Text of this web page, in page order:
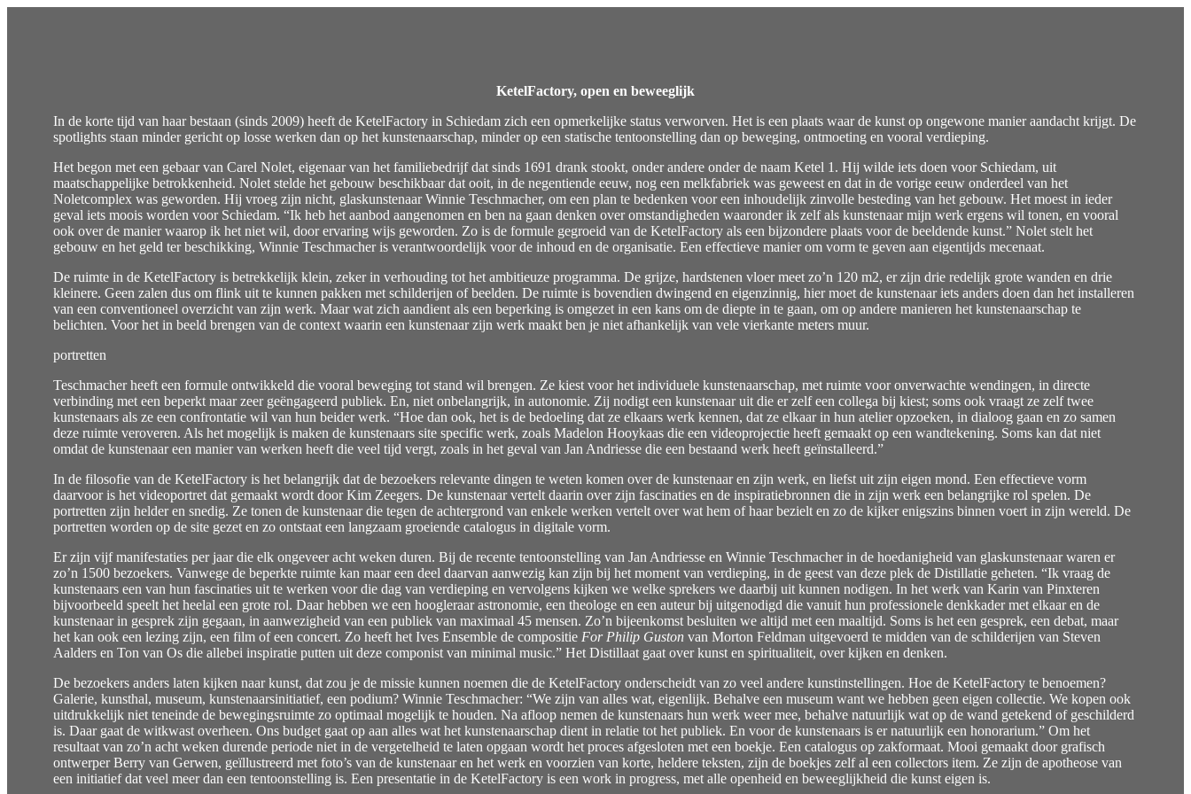
KetelFactory, open en beweeglijk
In de korte tijd van haar bestaan (sinds 2009) heeft de KetelFactory in Schiedam zich een opmerkelijke status verworven. Het is een plaats waar de kunst op ongewone manier aandacht krijgt. De
spotlights staan minder gericht op losse werken dan op het kunstenaarschap, minder op een statische tentoonstelling dan op beweging, ontmoeting en vooral verdieping.
Het begon met een gebaar van Carel Nolet, eigenaar van het familiebedrijf dat sinds 1691 drank stookt, onder andere onder de naam Ketel 1. Hij wilde iets doen voor Schiedam, uit
maatschappelijke betrokkenheid. Nolet stelde het gebouw beschikbaar dat ooit, in de negentiende eeuw, nog een melkfabriek was geweest en dat in de vorige eeuw onderdeel van het
Noletcomplex was geworden. Hij vroeg zijn nicht, glaskunstenaar Winnie Teschmacher, om een plan te bedenken voor een inhoudelijk zinvolle besteding van het gebouw. Het moest in ieder
geval iets moois worden voor Schiedam. “Ik heb het aanbod aangenomen en ben na gaan denken over omstandigheden waaronder ik zelf als kunstenaar mijn werk ergens wil tonen, en vooral
ook over de manier waarop ik het niet wil, door ervaring wijs geworden. Zo is de formule gegroeid van de KetelFactory als een bijzondere plaats voor de beeldende kunst.” Nolet stelt het
gebouw en het geld ter beschikking, Winnie Teschmacher is verantwoordelijk voor de inhoud en de organisatie. Een effectieve manier om vorm te geven aan eigentijds mecenaat.
De ruimte in de KetelFactory is betrekkelijk klein, zeker in verhouding tot het ambitieuze programma. De grijze, hardstenen vloer meet zo’n 120 m2, er zijn drie redelijk grote wanden en drie
kleinere. Geen zalen dus om flink uit te kunnen pakken met schilderijen of beelden. De ruimte is bovendien dwingend en eigenzinnig, hier moet de kunstenaar iets anders doen dan het installeren
van een conventioneel overzicht van zijn werk. Maar wat zich aandient als een beperking is omgezet in een kans om de diepte in te gaan, om op andere manieren het kunstenaarschap te
belichten. Voor het in beeld brengen van de context waarin een kunstenaar zijn werk maakt ben je niet afhankelijk van vele vierkante meters muur.
portretten
Teschmacher heeft een formule ontwikkeld die vooral beweging tot stand wil brengen. Ze kiest voor het individuele kunstenaarschap, met ruimte voor onverwachte wendingen, in directe
verbinding met een beperkt maar zeer geëngageerd publiek. En, niet onbelangrijk, in autonomie. Zij nodigt een kunstenaar uit die er zelf een collega bij kiest; soms ook vraagt ze zelf twee
kunstenaars als ze een confrontatie wil van hun beider werk. “Hoe dan ook, het is de bedoeling dat ze elkaars werk kennen, dat ze elkaar in hun atelier opzoeken, in dialoog gaan en zo samen
deze ruimte veroveren. Als het mogelijk is maken de kunstenaars site specific werk, zoals Madelon Hooykaas die een videoprojectie heeft gemaakt op een wandtekening. Soms kan dat niet
omdat de kunstenaar een manier van werken heeft die veel tijd vergt, zoals in het geval van Jan Andriesse die een bestaand werk heeft geïnstalleerd.”
In de filosofie van de KetelFactory is het belangrijk dat de bezoekers relevante dingen te weten komen over de kunstenaar en zijn werk, en liefst uit zijn eigen mond. Een effectieve vorm
daarvoor is het videoportret dat gemaakt wordt door Kim Zeegers. De kunstenaar vertelt daarin over zijn fascinaties en de inspiratiebronnen die in zijn werk een belangrijke rol spelen. De
portretten zijn helder en snedig. Ze tonen de kunstenaar die tegen de achtergrond van enkele werken vertelt over wat hem of haar bezielt en zo de kijker enigszins binnen voert in zijn wereld. De
portretten worden op de site gezet en zo ontstaat een langzaam groeiende catalogus in digitale vorm.
Er zijn vijf manifestaties per jaar die elk ongeveer acht weken duren. Bij de recente tentoonstelling van Jan Andriesse en Winnie Teschmacher in de hoedanigheid van glaskunstenaar waren er
zo’n 1500 bezoekers. Vanwege de beperkte ruimte kan maar een deel daarvan aanwezig kan zijn bij het moment van verdieping, in de geest van deze plek de Distillatie geheten. “Ik vraag de
kunstenaars een van hun fascinaties uit te werken voor die dag van verdieping en vervolgens kijken we welke sprekers we daarbij uit kunnen nodigen. In het werk van Karin van Pinxteren
bijvoorbeeld speelt het heelal een grote rol. Daar hebben we een hoogleraar astronomie, een theologe en een auteur bij uitgenodigd die vanuit hun professionele denkkader met elkaar en de
kunstenaar in gesprek zijn gegaan, in aanwezigheid van een publiek van maximaal 45 mensen. Zo’n bijeenkomst besluiten we altijd met een maaltijd. Soms is het een gesprek, een debat, maar
het kan ook een lezing zijn, een film of een concert. Zo heeft het Ives Ensemble de compositie For Philip Guston van Morton Feldman uitgevoerd te midden van de schilderijen van Steven
Aalders en Ton van Os die allebei inspiratie putten uit deze componist van minimal music.” Het Distillaat gaat over kunst en spiritualiteit, over kijken en denken.
De bezoekers anders laten kijken naar kunst, dat zou je de missie kunnen noemen die de KetelFactory onderscheidt van zo veel andere kunstinstellingen. Hoe de KetelFactory te benoemen?
Galerie, kunsthal, museum, kunstenaarsinitiatief, een podium? Winnie Teschmacher: “We zijn van alles wat, eigenlijk. Behalve een museum want we hebben geen eigen collectie. We kopen ook
uitdrukkelijk niet teneinde de bewegingsruimte zo optimaal mogelijk te houden. Na afloop nemen de kunstenaars hun werk weer mee, behalve natuurlijk wat op de wand getekend of geschilderd
is. Daar gaat de witkwast overheen. Ons budget gaat op aan alles wat het kunstenaarschap dient in relatie tot het publiek. En voor de kunstenaars is er natuurlijk een honorarium.” Om het
resultaat van zo’n acht weken durende periode niet in de vergetelheid te laten opgaan wordt het proces afgesloten met een boekje. Een catalogus op zakformaat. Mooi gemaakt door grafisch
ontwerper Berry van Gerwen, geïllustreerd met foto’s van de kunstenaar en het werk en voorzien van korte, heldere teksten, zijn de boekjes zelf al een collectors item. Ze zijn de apotheose van
een initiatief dat veel meer dan een tentoonstelling is. Een presentatie in de KetelFactory is een work in progress, met alle openheid en beweeglijkheid die kunst eigen is.